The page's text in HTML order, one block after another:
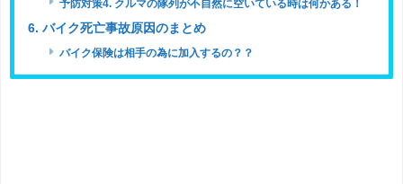
予防対策4. クルマの隊列が不自然に空いている時は何かある！
6. バイク死亡事故原因のまとめ
バイク保険は相手の為に加入するの？？